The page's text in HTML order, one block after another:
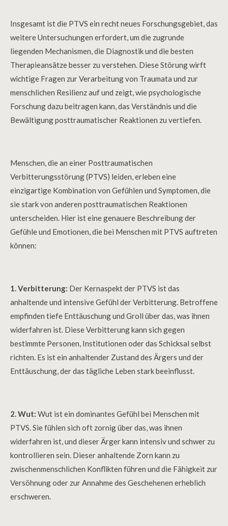
Insgesamt ist die PTVS ein recht neues Forschungsgebiet, das
weitere Untersuchungen erfordert, um die zugrunde
liegenden Mechanismen, die Diagnostik und die besten
Therapieansätze besser zu verstehen. Diese Störung wirft
wichtige Fragen zur Verarbeitung von Traumata und zur
menschlichen Resilienz auf und zeigt, wie psychologische
Forschung dazu beitragen kann, das Verständnis und die
Bewältigung posttraumatischer Reaktionen zu vertiefen.
Menschen, die an einer Posttraumatischen
Verbitterungsstörung (PTVS) leiden, erleben eine
einzigartige Kombination von Gefühlen und Symptomen, die
sie stark von anderen posttraumatischen Reaktionen
unterscheiden. Hier ist eine genauere Beschreibung der
Gefühle und Emotionen, die bei Menschen mit PTVS auftreten
können:
1. Verbitterung: Der Kernaspekt der PTVS ist das
anhaltende und intensive Gefühl der Verbitterung. Betroffene
empfinden tiefe Enttäuschung und Groll über das, was ihnen
widerfahren ist. Diese Verbitterung kann sich gegen
bestimmte Personen, Institutionen oder das Schicksal selbst
richten. Es ist ein anhaltender Zustand des Ärgers und der
Enttäuschung, der das tägliche Leben stark beeinflusst.
2. Wut: Wut ist ein dominantes Gefühl bei Menschen mit
PTVS. Sie fühlen sich oft zornig über das, was ihnen
widerfahren ist, und dieser Ärger kann intensiv und schwer zu
kontrollieren sein. Dieser anhaltende Zorn kann zu
zwischenmenschlichen Konflikten führen und die Fähigkeit zur
Versöhnung oder zur Annahme des Geschehenen erheblich
erschweren.